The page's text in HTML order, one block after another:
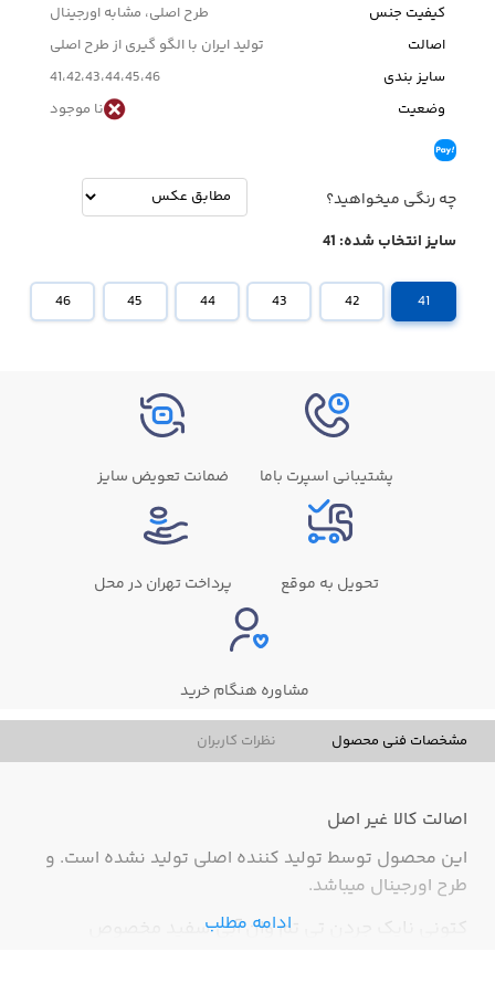
کیفیت جنس
طرح اصلی، مشابه اورجینال
اصالت
تولید ایران با الگو گیری از طرح اصلی
سایز بندی
41،42،43،44،45،46
وضعیت
نا موجود
چه رنگی میخواهید؟
سایز انتخاب شده: 41
41
42
43
44
45
46
پشتیبانی اسپرت باما ضمانت تعویض سایز
تحویل به موقع پرداخت تهران در محل
مشاوره هنگام خرید
مشخصات فنی محصول نظرات کاربران
اصالت کالا غیر اصل
این محصول توسط تولید کننده اصلی تولید نشده است. و
طرح اورجینال میباشد.
کتونی نایک جردن تی تم وان آبی سفید مخصوص
ادامه مطلب